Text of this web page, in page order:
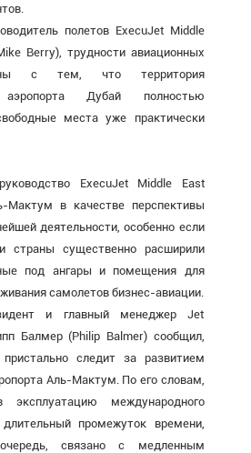
полетов ExecuJet Middle
Berry), трудности авиационных
с тем, что территория
аэропорта Дубай полностью
места уже практически
ExecuJet Middle East
Мактум в качестве перспективы
деятельности, особенно если
страны существенно расширили
под ангары и помещения для
самолетов бизнес-авиации.
и главный менеджер Jet
Балмер (Philip Balmer) сообщил,
следит за развитием
Аль-Мактум. По его словам,
международного
промежуток времени,
связано с медленным